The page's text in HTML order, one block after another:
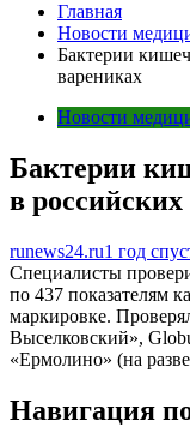
Главная
Новости
Бактерии
варениках
Новости
Бактерии
в
runews24.ru1 год
Специалисты
по 437 показателям
маркировке.
Выселковский»,
«Ермолино» (на
Навигация